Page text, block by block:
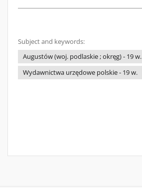
Subject and keywords:
Augustów (woj. podlaskie ; okręg) - 19 w.
Wydawnictwa urzędowe polskie - 19 w.